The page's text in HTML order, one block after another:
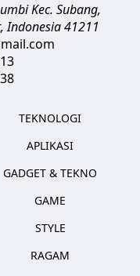
Kec. Subang,
,Indonesia41211
TEKNOLOGI
APLIKASI
GADGET & TEKNO
GAME
STYLE
RAGAM